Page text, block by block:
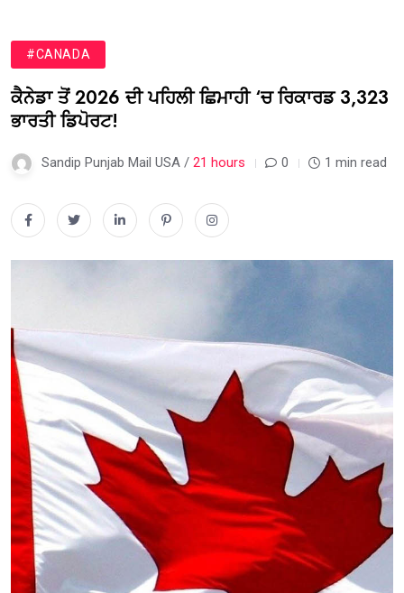
#CANADA
ਕੈਨੇਡਾ ਤੋਂ 2026 ਦੀ ਪਹਿਲੀ ਛਿਮਾਹੀ ‘ਚ ਰਿਕਾਰਡ 3,323
ਭਾਰਤੀ ਡਿਪੋਰਟ!
Sandip Punjab Mail USA / 21 hours 0 1 min read